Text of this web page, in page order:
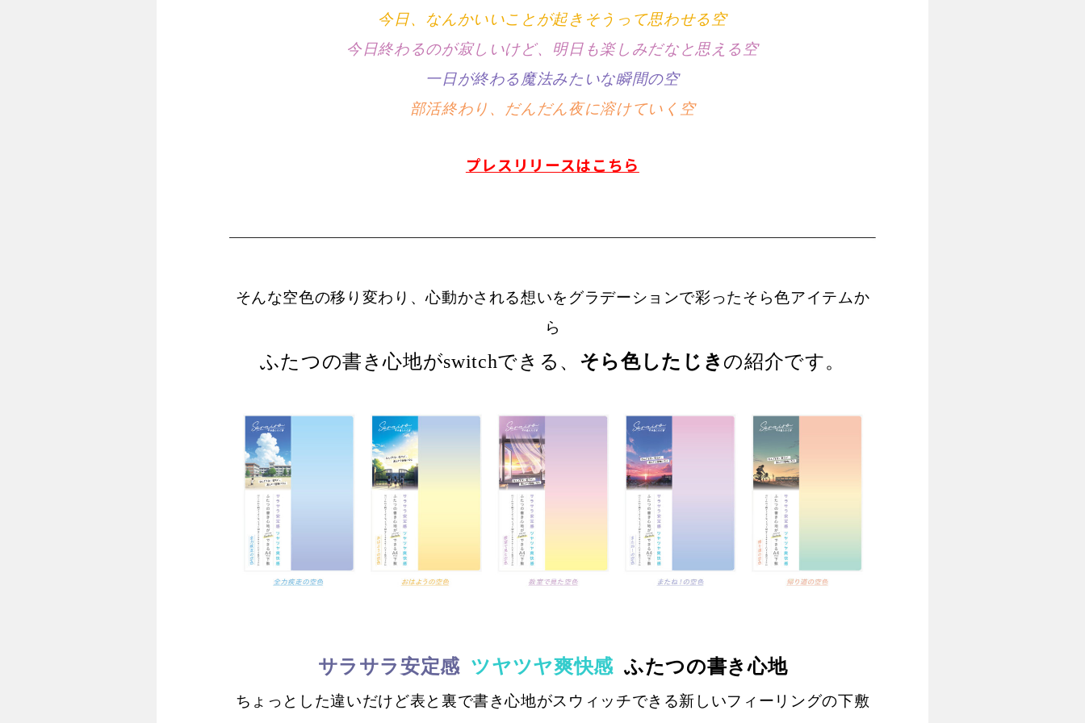
今日、なんかいいことが起きそうって思わせる空
今日終わるのが寂しいけど、明日も楽しみだなと思える空
一日が終わる魔法みたいな瞬間の空
部活終わり、だんだん夜に溶けていく空
プレスリリースはこちら
そんな空色の移り変わり、心動かされる想いをグラデーションで彩ったそら色アイテムか
ら
ふたつの書き心地がswitchできる、 そら色したじき の紹介です。
サラサラ安定感 ツヤツヤ爽快感ふたつの書き心地
ちょっとした違いだけど表と裏で書き心地がスウィッチできる新しいフィーリングの下敷